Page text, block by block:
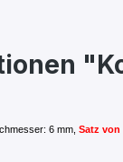
6 mm, Satz von